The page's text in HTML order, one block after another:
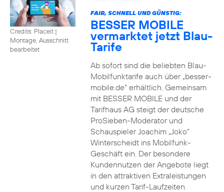
Credits: Placeit |
Montage, Ausschnitt
bearbeitet
FAIR, SCHNELL UND GÜNSTIG:
BESSER MOBILE
vermarktet jetzt Blau-
Tarife
Ab sofort sind die beliebten Blau-
Mobilfunktarife auch über „besser-
mobile.de“ erhältlich. Gemeinsam
mit BESSER MOBILE und der
Tarifhaus AG steigt der deutsche
ProSieben-Moderator und
Schauspieler Joachim „Joko“
Winterscheidt ins Mobilfunk-
Geschäft ein. Der besondere
Kundennutzen der Angebote liegt
in den attraktiven Extraleistungen
und kurzen Tarif-Laufzeiten.